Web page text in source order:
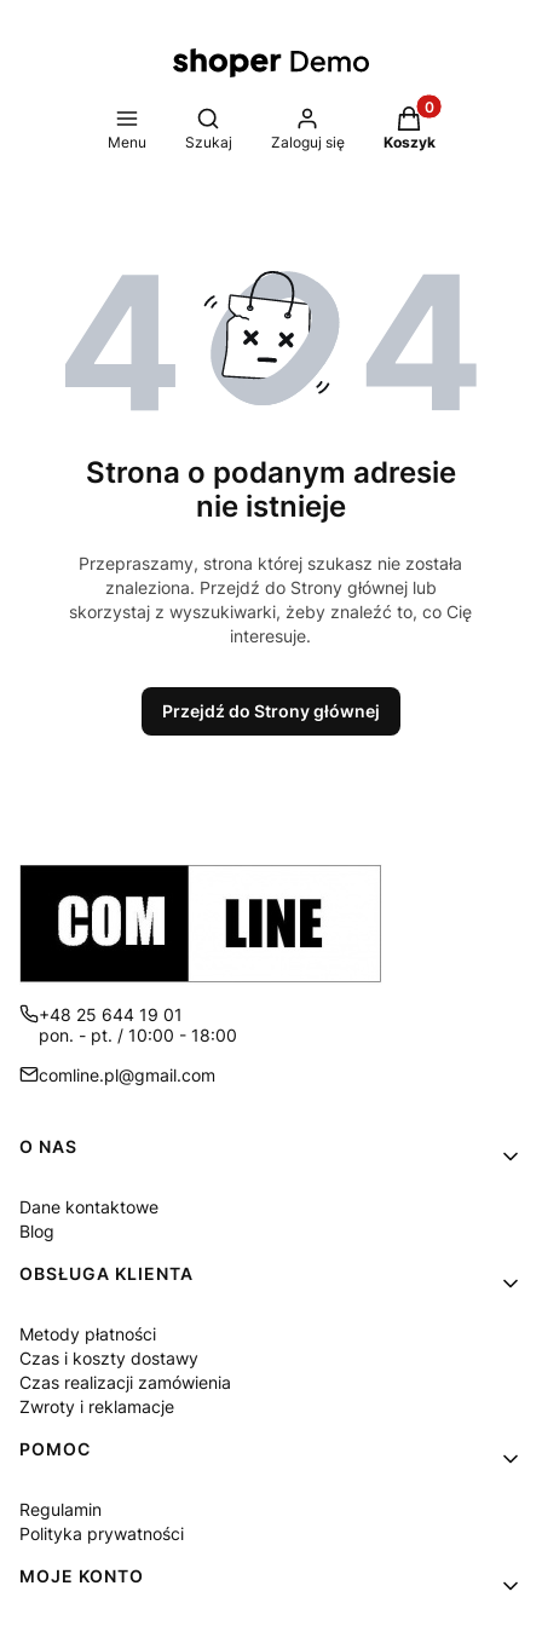
Menu
Otwórz wyszukiwarkę
Szukaj Zaloguj się
Produkty w
Koszyk
Strona o podanym adresie
nie istnieje
Przepraszamy, strona której szukasz nie została
znaleziona. Przejdź do Strony głównej lub
skorzystaj z wyszukiwarki, żeby znaleźć to, co Cię
interesuje.
Przejdź do Strony głównej
+48 25 644 19 01
pon. - pt. / 10:00 - 18:00
comline.pl@gmail.com
Linki w stopce
O NAS
Dane kontaktowe
Blog
OBSŁUGA KLIENTA
Metody płatności
Czas i koszty dostawy
Czas realizacji zamówienia
Zwroty i reklamacje
POMOC
Regulamin
Polityka prywatności
MOJE KONTO